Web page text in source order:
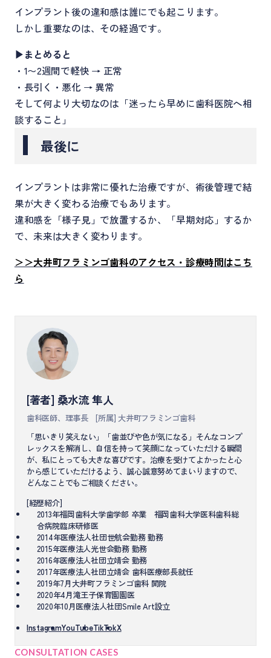
インプラント後の違和感は誰にでも起こります。
しかし重要なのは、その経過です。
▶まとめると
・1〜2週間で軽快 → 正常
・長引く・悪化 → 異常
そして何より大切なのは「迷ったら早めに歯科医院へ相
談すること」
最後に
インプラントは非常に優れた治療ですが、術後管理で結
果が大きく変わる治療でもあります。
違和感を「様子見」で放置するか、「早期対応」するか
で、未来は大きく変わります。
＞＞大井町フラミンゴ歯科のアクセス・診療時間はこち
ら
[著者] 桑水流 隼人
歯科医師、理事長[所属] 大井町フラミンゴ歯科
「思いきり笑えない」「歯並びや色が気になる」そんなコンプ
レックスを解消し、自信を持って笑顔になっていただける瞬間
が、私にとっても大きな喜びです。治療を受けてよかったと心
から感じていただけるよう、誠心誠意努めてまいりますので、
どんなことでもご相談ください。
[経歴紹介]
2013年福岡歯科大学歯学部 卒業 福岡歯科大学医科歯科総
合病院臨床研修医
2014年医療法人社団世航会勤務 勤務
2015年医療法人光世会勤務 勤務
2016年医療法人社団立靖会 勤務
2017年医療法人社団立靖会 歯科医療部長就任
2019年7月大井町フラミンゴ歯科 開院
2020年4月滝王子保育園園医
2020年10月医療法人社団Smile Art設立
InstagramYouTubeTikTokX
CONSULTATION CASES